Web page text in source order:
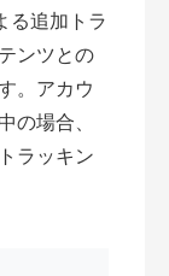
る追加トラ
ンツとの
。アカウ
の場合、
ラッキン